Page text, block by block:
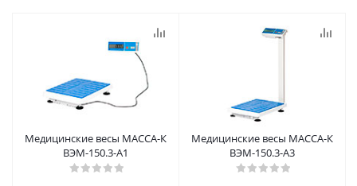
Медицинские весы МАССА-К
ВЭМ-150.3-А1
Медицинские весы МАССА-К
ВЭМ-150.3-А3